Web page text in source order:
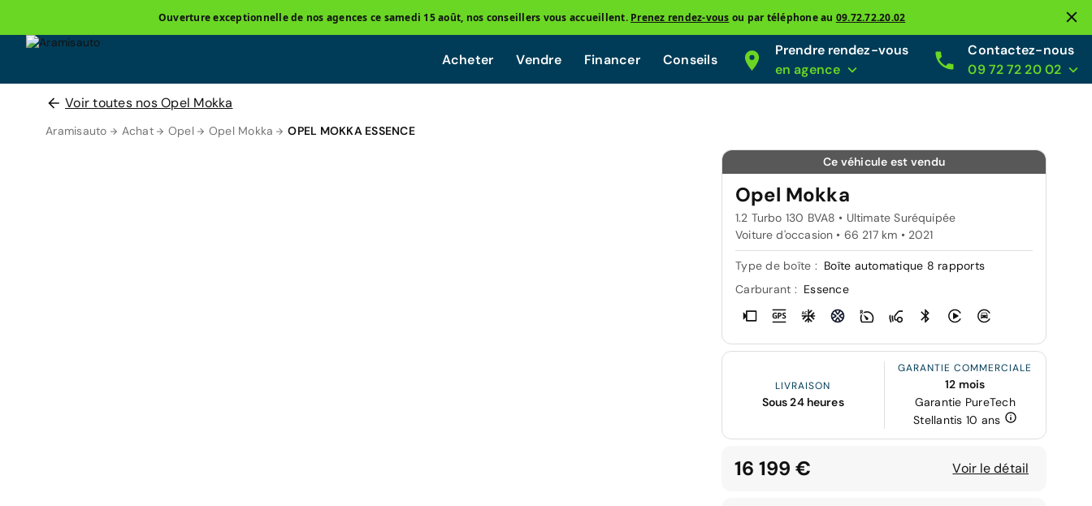
Ouverture exceptionnelle de nos agences ce samedi 15 août, nos conseillers vous accueillent. Prenez rendez-vous ou par téléphone au 09.72.72.20.02
Acheter Vendre Financer Conseils
Prendre rendez-vous
en agence
Contactez-nous
09 72 72 20 02
Voir toutes nos Opel Mokka
Aramisauto Achat Opel Opel Mokka OPEL MOKKA ESSENCE
Ce véhicule est vendu
Opel Mokka
1.2 Turbo 130 BVA8 • Ultimate Suréquipée
Voiture d'occasion • 66 217 km • 2021
Type de boîte : Boîte automatique 8 rapports
Carburant : Essence
LIVRAISON
Sous 24 heures
GARANTIE COMMERCIALE
12 mois
Garantie PureTech
Stellantis 10 ans
16 199 € Voir le détail